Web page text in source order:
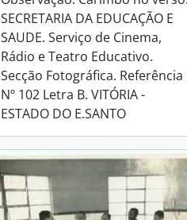
SECRETARIA DA EDUCAÇÃO E
SAUDE. Serviço de Cinema,
Rádio e Teatro Educativo.
Secção Fotográfica. Referência
Nº 102 Letra B. VITÓRIA -
ESTADO DO E.SANTO